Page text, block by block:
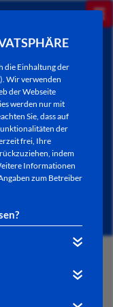
die Einhaltung der
Wir verwenden
der Webseite
werden nur mit
Sie, dass auf
der
frei, Ihre
indem
Informationen
zum Betreiber